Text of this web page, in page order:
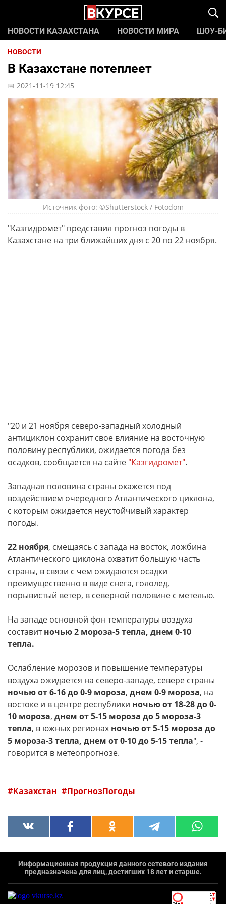
НОВОСТИ КАЗАХСТАНА НОВОСТИ МИРА ШОУ-
НОВОСТИ
В Казахстане потеплеет
📅 2021-11-19 12:45
Источник фото: ©Shutterstock / Fotodom
"Казгидромет" представил прогноз погоды в
Казахстане на три ближайших дня с 20 по 22 ноября.
"20 и 21 ноября северо-западный холодный
антициклон сохранит свое влияние на восточную
половину республики, ожидается погода без
осадков, сообщается на сайте "Казгидромет".
Западная половина страны окажется под
воздействием очередного Атлантического циклона,
с которым ожидается неустойчивый характер
погоды.
22 ноября, смещаясь с запада на восток, ложбина
Атлантического циклона охватит большую часть
страны, в связи с чем ожидаются осадки
преимущественно в виде снега, гололед,
порывистый ветер, в северной половине с метелью.
На западе основной фон температуры воздуха
составитночью 2 мороза-5 тепла, днем 0-10
тепла.
Ослабление морозов и повышение температуры
воздуха ожидается на северо-западе, севере страны
ночью от 6-16 до 0-9 мороза, днем 0-9 мороза, на
востоке и в центре республики ночью от 18-28 до 0-
10 мороза, днем от 5-15 мороза до 5 мороза-3
тепла, в южных регионах ночью от 5-15 мороза до
5 мороза-3 тепла, днем от 0-10 до 5-15 тепла", -
говорится в метеопрогнозе.
Казахстан ПрогнозПогоды
Информационная продукция данного сетевого издания
предназначена для лиц, достигших 18 лет и старше.